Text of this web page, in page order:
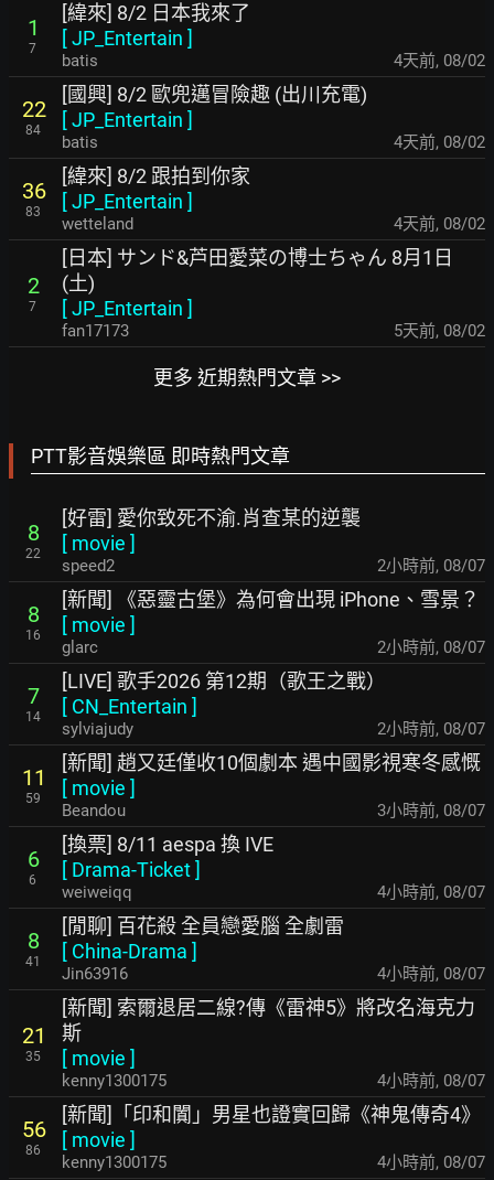
1
7
[緯來] 8/2 日本我來了
[JP_Entertain ]
batis 4天前, 08/02
22
84
[國興] 8/2 歐兜邁冒險趣 (出川充電)
[JP_Entertain ]
batis 4天前, 08/02
36
83
[緯來] 8/2 跟拍到你家
[JP_Entertain ]
wetteland 4天前, 08/02
2
7
[日本] サンド&芦田愛菜の博士ちゃん 8月1日
(土)
[JP_Entertain ]
fan17173 5天前, 08/02
更多 近期熱門文章 >>
PTT影音娛樂區 即時熱門文章
8
22
[好雷] 愛你致死不渝.肖查某的逆襲
[ movie ]
speed2 2小時前, 08/07
8
16
[新聞] 《惡靈古堡》為何會出現 iPhone、雪景？
[ movie ]
glarc 2小時前, 08/07
7
14
[LIVE] 歌手2026 第12期（歌王之戰）
[ CN_Entertain ]
sylviajudy 2小時前, 08/07
11
59
[新聞] 趙又廷僅收10個劇本 遇中國影視寒冬感慨
[ movie ]
Beandou 3小時前, 08/07
6
6
[換票] 8/11 aespa 換 IVE
[ Drama-Ticket]
weiweiqq 4小時前, 08/07
8
41
[閒聊] 百花殺 全員戀愛腦 全劇雷
[ China-Drama ]
Jin63916 4小時前, 08/07
21
35
[新聞] 索爾退居二線?傳《雷神5》將改名海克力
斯
[ movie ]
kenny1300175 4小時前, 08/07
56
86
[新聞]「印和闐」男星也證實回歸《神鬼傳奇4》
[ movie ]
kenny1300175 4小時前, 08/07